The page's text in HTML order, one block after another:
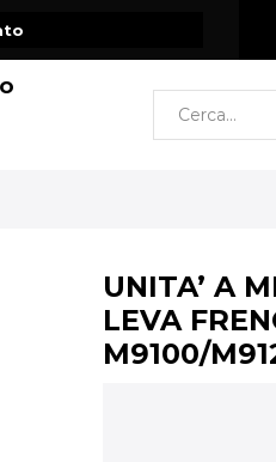
UNITA’ A
LEVA
M9100/